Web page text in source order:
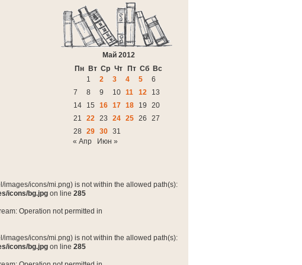
Май 2012
Пн
Вт Ср Чт Пт Сб Вс
1
2 3 4 5
6
7
8 9 10 11 12
13
14
15 16 17 18 19
20
21
22 23 24 25 26
27
28
29 30 31
« Апр
Июн »
icons/mi.png) is not within the allowed path(s):
icons/bg.jpg on line 285
Operation not permitted in
icons/mi.png) is not within the allowed path(s):
icons/bg.jpg on line 285